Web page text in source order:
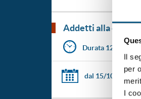
Il
per
I
addetti alla
Durata 12 ore
dal 15/10/2026